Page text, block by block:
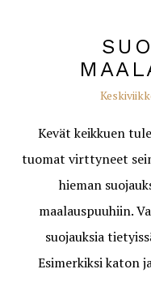
Kevät keikkuen
tuomat virttyneet
hieman
maalauspuuhiin.
suojauksia
Esimerkiksi katon